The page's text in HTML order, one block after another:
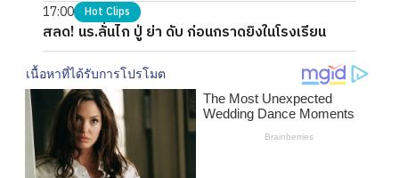
17:00 Hot Clips
สลด! นร.ลั่นไก ปู่ ย่า ดับ ก่อนกราดยิงในโรงเรียน